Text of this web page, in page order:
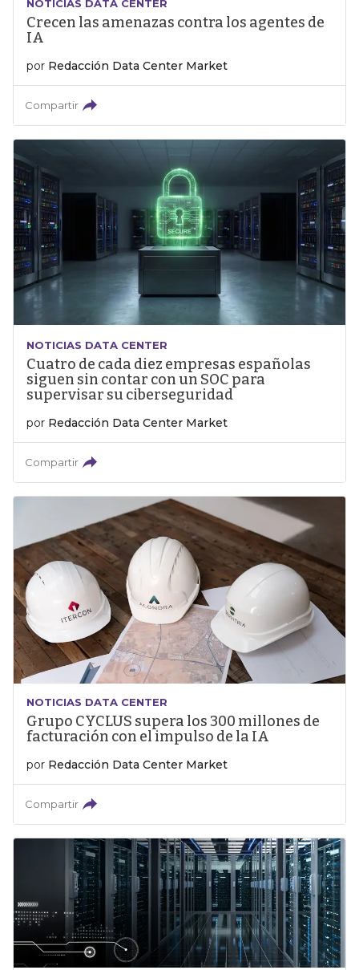
NOTICIAS DATA CENTER
Crecen las amenazas contra los agentes de
IA
por Redacción Data Center Market
Compartir
NOTICIAS DATA CENTER
Cuatro de cada diez empresas españolas
siguen sin contar con un SOC para
supervisar su ciberseguridad
por Redacción Data Center Market
Compartir
NOTICIAS DATA CENTER
Grupo CYCLUS supera los 300 millones de
facturación con el impulso de la IA
por Redacción Data Center Market
Compartir